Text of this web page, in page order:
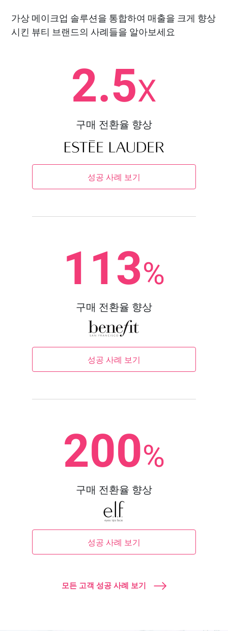
가상 메이크업 솔루션을 통합하여 매출을 크게 향상
시킨 뷰티 브랜드의 사례들을 알아보세요
2.5X
구매 전환율 향상
성공 사례 보기
113%
구매 전환율 향상
성공 사례 보기
200%
구매 전환율 향상
성공 사례 보기
모든 고객 성공 사례 보기